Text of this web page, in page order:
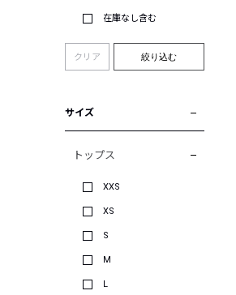
在庫なし含む
クリア 絞り込む
サイズ
トップス
XXS
XS
S
M
L